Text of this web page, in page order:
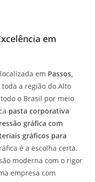
em
em Passos,
a região do Alto
o Brasil por meio
pasta corporativa
gráfica com
gráficos para
é a escolha certa.
moderna com o rigor
empresa com